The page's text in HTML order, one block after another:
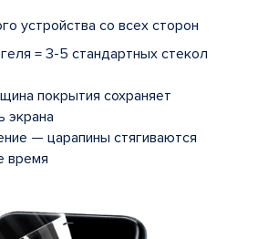
устройства со всех сторон
= 3-5 стандартных стекол
покрытия сохраняет
экрана
— царапины стягиваются
время